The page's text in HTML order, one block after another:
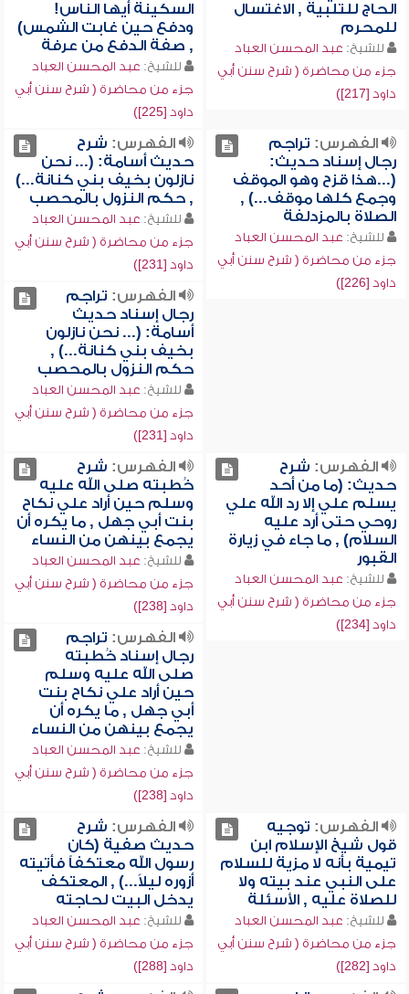
الحاج للتلبية , الاغتسال
للمحرم
للشيخ: عبد المحسن العباد
جزء من محاضرة ( شرح سنن أبي
داود [217])
السكينة أيها الناس!
ودفع حين غابت الشمس)
, صفة الدفع من عرفة
للشيخ: عبد المحسن العباد
جزء من محاضرة ( شرح سنن أبي
داود [225])
الفهرس: تراجم
رجال إسناد حديث:
(...هذا قزح وهو الموقف
وجمع كلها موقف...) ,
الصلاة بالمزدلفة
للشيخ: عبد المحسن العباد
جزء من محاضرة ( شرح سنن أبي
داود [226])
الفهرس: شرح
حديث أسامة: (... نحن
نازلون بخيف بني كنانة...)
, حكم النزول بالمحصب
للشيخ: عبد المحسن العباد
جزء من محاضرة ( شرح سنن أبي
داود [231])
الفهرس: تراجم
رجال إسناد حديث
أسامة: (... نحن نازلون
بخيف بني كنانة...) ,
حكم النزول بالمحصب
للشيخ: عبد المحسن العباد
جزء من محاضرة ( شرح سنن أبي
داود [231])
الفهرس: شرح
حديث: (ما من أحد
يسلم علي إلا رد الله علي
روحي حتى أرد عليه
السلام) , ما جاء في زيارة
القبور
للشيخ: عبد المحسن العباد
جزء من محاضرة ( شرح سنن أبي
داود [234])
الفهرس: شرح
خُطبته صلى الله عليه
وسلم حين أراد علي نكاح
بنت أبي جهل , ما يكره أن
يجمع بينهن من النساء
للشيخ: عبد المحسن العباد
جزء من محاضرة ( شرح سنن أبي
داود [238])
الفهرس: تراجم
رجال إسناد خُطبته
صلى الله عليه وسلم
حين أراد علي نكاح بنت
أبي جهل , ما يكره أن
يجمع بينهن من النساء
للشيخ: عبد المحسن العباد
جزء من محاضرة ( شرح سنن أبي
داود [238])
الفهرس: توجيه
قول شيخ الإسلام ابن
تيمية بأنه لا مزية للسلام
على النبي عند بيته ولا
للصلاة عليه , الأسئلة
للشيخ: عبد المحسن العباد
جزء من محاضرة ( شرح سنن أبي
داود [282])
الفهرس: شرح
حديث صفية (كان
رسول الله معتكفاً فأتيته
أزوره ليلاً...) , المعتكف
يدخل البيت لحاجته
للشيخ: عبد المحسن العباد
جزء من محاضرة ( شرح سنن أبي
داود [288])